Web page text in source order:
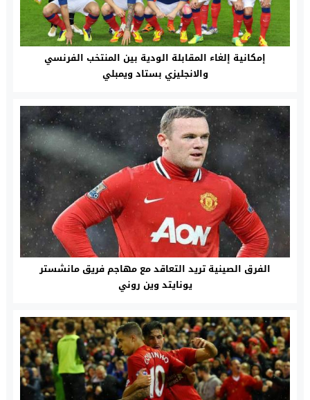
إمكانية إلغاء المقابلة الودية بين المنتخب الفرنسي
والانجليزي بستاد ويمبلي
الفرق الصينية تريد التعاقد مع مهاجم فريق مانشستر
يونايتد وين روني